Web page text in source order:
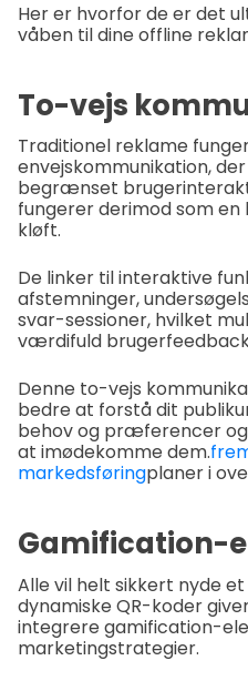
Her er hvorfor de er det
våben til dine offline
To-vejs
Traditionel reklame
envejskommunikation,
begrænset
fungerer derimod som en
kløft.
De linker til interaktive
afstemninger,
svar-sessioner, hvilket
værdifuld
Denne to-vejs
bedre at forstå dit
behov og præferencer
at imødekomme dem.
markedsføringplaner i
Gamification-
Alle vil helt sikkert nyde
dynamiske QR-koder
integrere gamification-
marketingstrategier.